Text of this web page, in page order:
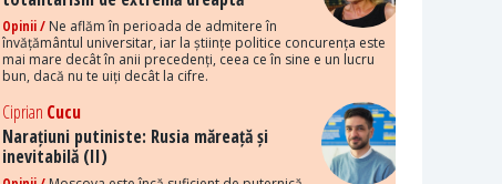
Opinii / Ne aflăm în perioada de admitere în
învățământul universitar, iar la științe politice concurența este
mai mare decât în anii precedenți, ceea ce în sine e un lucru
bun, dacă nu te uiți decât la cifre.
Ciprian Cucu
Narațiuni putiniste: Rusia măreață și
inevitabilă (II)